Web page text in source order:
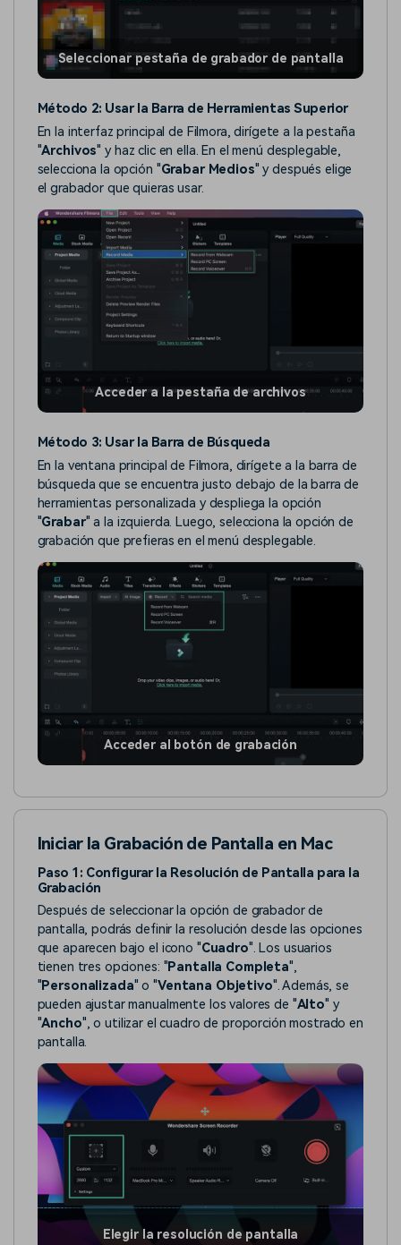
Seleccionar pestaña de grabador de pantalla
Método 2: Usar la Barra de Herramientas Superior
En la interfaz principal de Filmora, dirígete a la pestaña
"Archivos" y haz clic en ella. En el menú desplegable,
selecciona la opción "Grabar Medios" y después elige
el grabador que quieras usar.
Acceder a la pestaña de archivos
Método 3: Usar la Barra de Búsqueda
En la ventana principal de Filmora, dirígete a la barra de
búsqueda que se encuentra justo debajo de la barra de
herramientas personalizada y despliega la opción
"Grabar" a la izquierda. Luego, selecciona la opción de
grabación que prefieras en el menú desplegable.
Acceder al botón de grabación
Iniciar la Grabación de Pantalla en Mac
Paso 1: Configurar la Resolución de Pantalla para la
Grabación
Después de seleccionar la opción de grabador de
pantalla, podrás definir la resolución desde las opciones
que aparecen bajo el icono "Cuadro". Los usuarios
tienen tres opciones: "Pantalla Completa",
"Personalizada" o "Ventana Objetivo". Además, se
pueden ajustar manualmente los valores de "Alto" y
"Ancho", o utilizar el cuadro de proporción mostrado en
pantalla.
Elegir la resolución de pantalla